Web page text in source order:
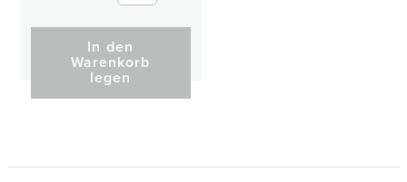
In den
Warenkorb
legen